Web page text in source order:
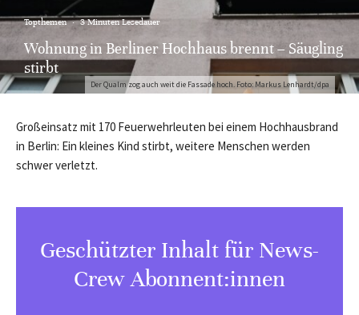
Der Qualm zog auch weit die Fassade hoch. Foto: Markus Lenhardt/dpa
Topthemen · 3 Minuten Lesedauer
Wohnung in Berliner Hochhaus brennt – Säugling
stirbt
Großeinsatz mit 170 Feuerwehrleuten bei einem Hochhausbrand
in Berlin: Ein kleines Kind stirbt, weitere Menschen werden
schwer verletzt.
Geschützter Inhalt für News-
Crew Abonnent:innen